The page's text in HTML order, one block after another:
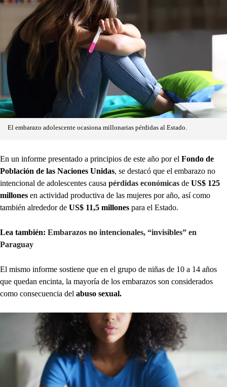
El embarazo adolescente ocasiona millonarias pérdidas al Estado.
En un informe presentado a principios de este año por el Fondo de
Población de las Naciones Unidas, se destacó que el embarazo no
intencional de adolescentes causa pérdidas económicas de US$ 125
millones en actividad productiva de las mujeres por año, así como
también alrededor de US$ 11,5 millones para el Estado.
Lea también: Embarazos no intencionales, “invisibles” en
Paraguay
El mismo informe sostiene que en el grupo de niñas de 10 a 14 años
que quedan encinta, la mayoría de los embarazos son considerados
como consecuencia del abuso sexual.